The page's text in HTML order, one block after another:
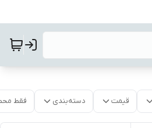
قیمت دسته‌بندی فقط